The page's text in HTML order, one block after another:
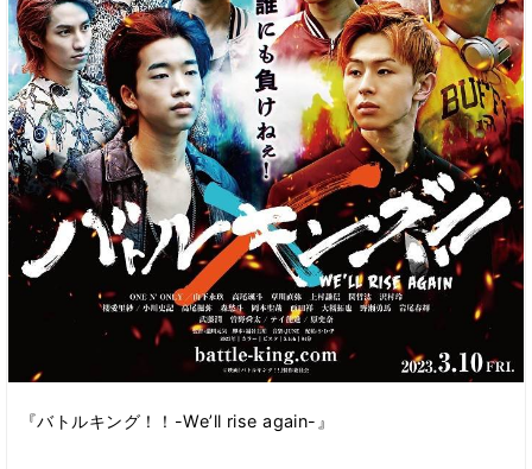
『バトルキング！！-We’ll rise again-』